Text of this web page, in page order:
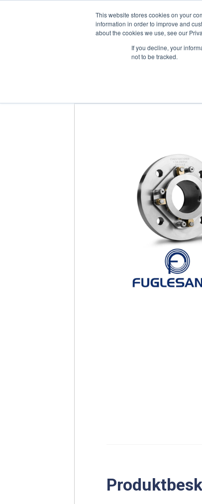
This website stores cookies on your
information in order to improve and
about the cookies we use, see our
If you decline, your
not to be tracked.